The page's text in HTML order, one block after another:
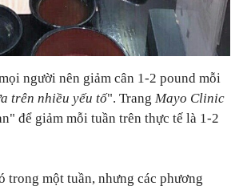
người nên giảm cân 1-2 pound mỗi
trên nhiều yếu tố". Trang Mayo Clinic
để giảm mỗi tuần trên thực tế là 1-2
trong một tuần, nhưng các phương